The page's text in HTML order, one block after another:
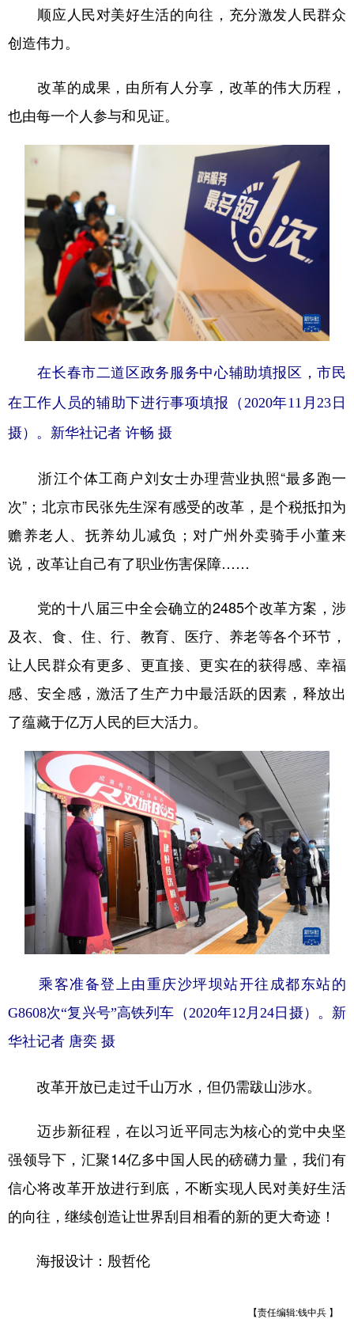
顺应人民对美好生活的向往，充分激发人民群众
创造伟力。
改革的成果，由所有人分享，改革的伟大历程，
也由每一个人参与和见证。
在长春市二道区政务服务中心辅助填报区，市民
在工作人员的辅助下进行事项填报（2020年11月23日
摄）。新华社记者 许畅 摄
浙江个体工商户刘女士办理营业执照“最多跑一
次”；北京市民张先生深有感受的改革，是个税抵扣为
赡养老人、抚养幼儿减负；对广州外卖骑手小董来
说，改革让自己有了职业伤害保障……
党的十八届三中全会确立的2485个改革方案，涉
及衣、食、住、行、教育、医疗、养老等各个环节，
让人民群众有更多、更直接、更实在的获得感、幸福
感、安全感，激活了生产力中最活跃的因素，释放出
了蕴藏于亿万人民的巨大活力。
乘客准备登上由重庆沙坪坝站开往成都东站的
G8608次“复兴号”高铁列车（2020年12月24日摄）。新
华社记者 唐奕 摄
改革开放已走过千山万水，但仍需跋山涉水。
迈步新征程，在以习近平同志为核心的党中央坚
强领导下，汇聚14亿多中国人民的磅礴力量，我们有
信心将改革开放进行到底，不断实现人民对美好生活
的向往，继续创造让世界刮目相看的新的更大奇迹！
海报设计：殷哲伦
【责任编辑:钱中兵 】